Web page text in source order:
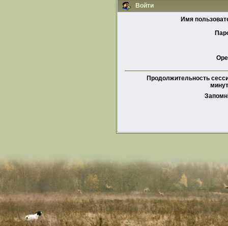
Войти
Имя
Продолжительность